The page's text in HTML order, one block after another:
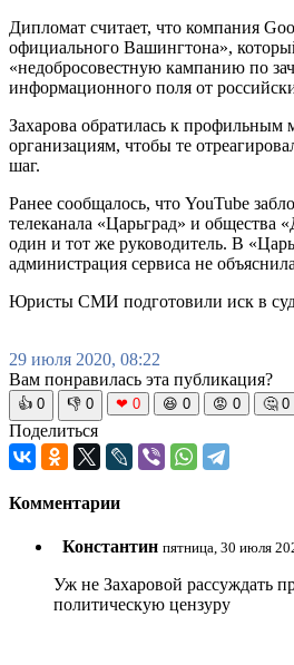
Дипломат считает, что компания
официального Вашингтона»,
«недобросовестную кампанию по
информационного поля от
Захарова обратилась к
организациям, чтобы те
шаг.
Ранее сообщалось, что YouTube
телеканала «Царьград» и общества
один и тот же руководитель. В
администрация сервиса не
Юристы СМИ подготовили иск в
29 июля 2020, 08:22
Вам понравилась эта публикация?
👍 0 👎 0 ❤ 0 😆 0 😡 0 🤔 0
Поделиться
Комментарии
Константин пятница, 30 июля
Уж не Захаровой рассуждать
политическую цензуру